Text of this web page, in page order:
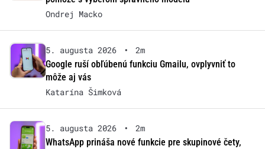
Ondrej Macko
5. augusta 2026 •
2m
Google ruší obľúbenú funkciu Gmailu, ovplyvniť to
môže aj vás
Katarína Šimková
5. augusta 2026 •
2m
WhatsApp prináša nové funkcie pre skupinové čety,